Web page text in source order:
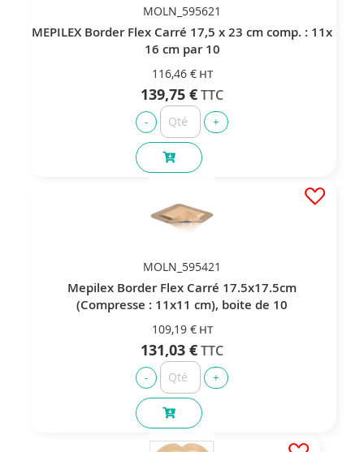
MOLN_595621
MEPILEX Border Flex Carré 17,5 x 23 cm comp. : 11x
16 cm par 10
116,46 €
139,75 €
MOLN_595421
Mepilex Border Flex Carré 17.5x17.5cm
(Compresse : 11x11 cm), boite de 10
109,19 €
131,03 €